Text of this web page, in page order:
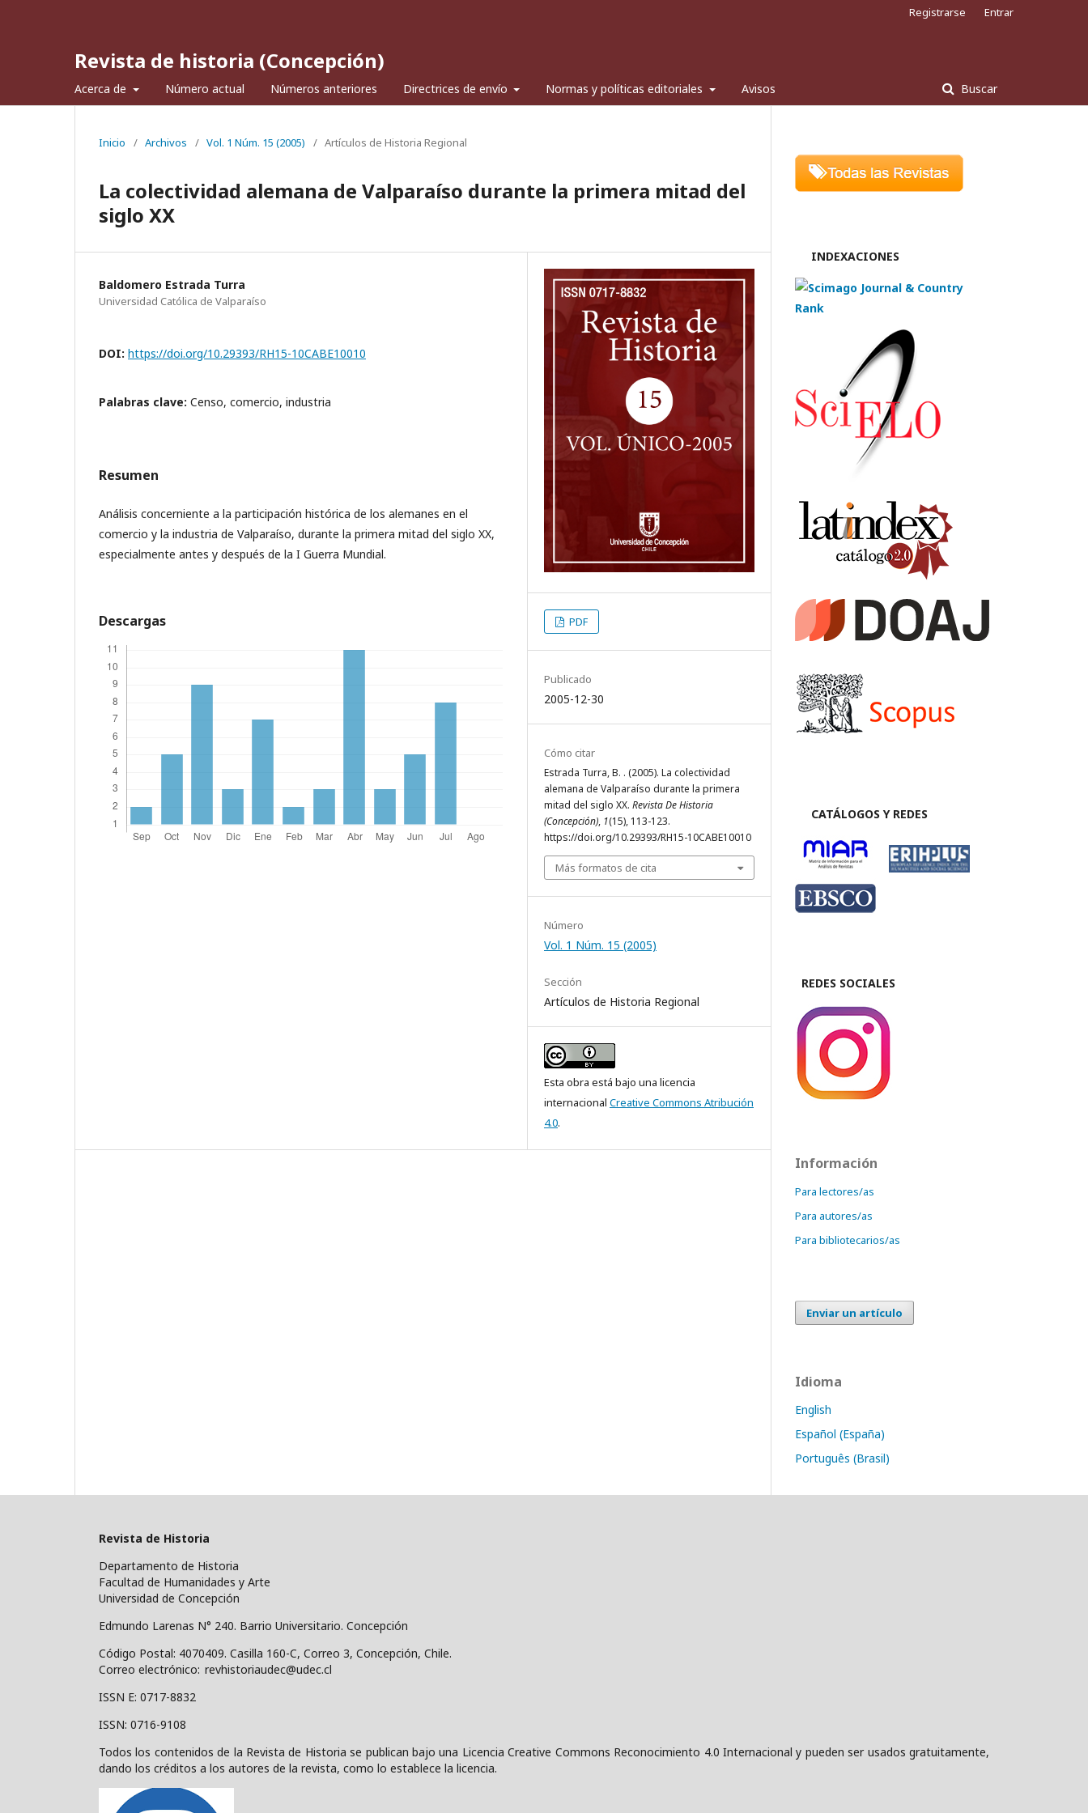
Revista de historia (Concepción)
Acerca de Número actual Números anteriores Directrices de envío Normas y políticas editoriales Avisos Buscar
Registrarse Entrar
Inicio / Archivos / Vol. 1 Núm. 15 (2005) / Artículos de Historia Regional
La colectividad alemana de Valparaíso durante la primera mitad del
siglo XX
Baldomero Estrada Turra
Universidad Católica de Valparaíso
DOI: https://doi.org/10.29393/RH15-10CABE10010
Palabras clave: Censo, comercio, industria
Resumen
Análisis concerniente a la participación histórica de los alemanes en el
comercio y la industria de Valparaíso, durante la primera mitad del siglo XX,
especialmente antes y después de la I Guerra Mundial.
Descargas PDF
Publicado
2005-12-30
Cómo citar
Estrada Turra, B. . (2005). La colectividad
alemana de Valparaíso durante la primera
mitad del siglo XX. Revista De Historia
(Concepción), 1(15), 113-123.
https://doi.org/10.29393/RH15-10CABE10010
Más formatos de cita
Número
Vol. 1 Núm. 15 (2005)
Sección
Artículos de Historia Regional
Esta obra está bajo una licencia
internacional Creative Commons Atribución
4.0.
INDEXACIONES
CATÁLOGOS Y REDES
REDES SOCIALES
Información
Para lectores/as
Para autores/as
Para bibliotecarios/as
Enviar un artículo
Idioma
English
Español (España)
Português (Brasil)
Revista de Historia
Departamento de Historia
Facultad de Humanidades y Arte
Universidad de Concepción
Edmundo Larenas N° 240. Barrio Universitario. Concepción
Código Postal: 4070409. Casilla 160-C, Correo 3, Concepción, Chile.
Correo electrónico: revhistoriaudec@udec.cl
ISSN E: 0717-8832
ISSN: 0716-9108
Todos los contenidos de la Revista de Historia se publican bajo una Licencia Creative Commons Reconocimiento 4.0 Internacional y pueden ser usados gratuitamente,
dando los créditos a los autores de la revista, como lo establece la licencia.